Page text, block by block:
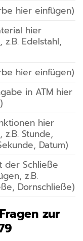
hier einfügen)
hier
z.B. Edelstahl,
hier einfügen)
in ATM hier
hier
z.B. Stunde,
Datum)
der Schließe
z.B.
Dornschließe)
zur